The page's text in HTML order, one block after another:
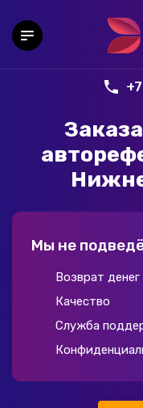
Мы не
Возврат денег
Качество
Служба